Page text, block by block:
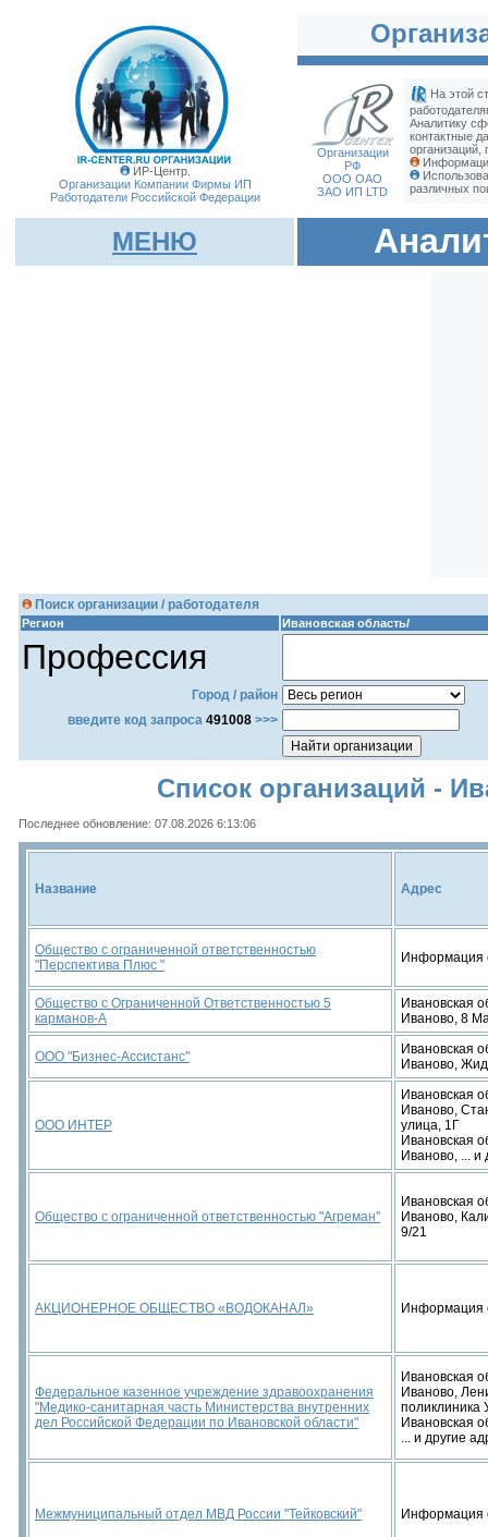
ИР-Центр.
Организации Компании Фирмы ИП
Работодатели Российской Федерации
Организации
РФ
ООО ОАО
ЗАО ИП LTD
На этой
Аналитику
контактные
различных
МЕНЮ
Поиск организации / работодателя
Регион Ивановская область/
Профессия
Город / район
введите код запроса 491008 >>>
Список организаций -
Последнее обновление: 07.08.2026 6:13:06
Название Адрес
Общество с ограниченной ответственностью
"Перспектива Плюс "
Информация
Общество с Ограниченной Ответственностью 5
карманов-А
Ивановская
Иваново, 8
ООО "Бизнес-Ассистанс"
Ивановская
Иваново,
ООО ИНТЕР
Ивановская
Иваново,
улица, 1Г
Ивановская
Иваново, ... и
Общество с ограниченной ответственностью "Агреман"
Ивановская
Иваново,
9/21
АКЦИОНЕРНОЕ ОБЩЕСТВО «ВОДОКАНАЛ» Информация
Федеральное казенное учреждение здравоохранения
"Медико-санитарная часть Министерства внутренних
дел Российской Федерации по Ивановской области"
Ивановская
Иваново,
поликлиника
Ивановская
... и другие
Межмуниципальный отдел МВД России "Тейковский" Информация